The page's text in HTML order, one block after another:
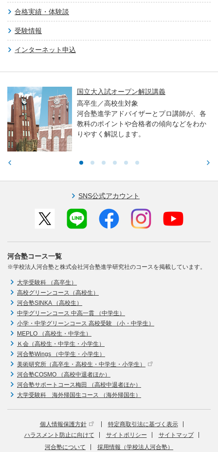
合格実績・体験談
受験情報
インターネット申込
国立大入試オープン解説講義
高卒生／高校生対象
河合塾進学アドバイザーとプロ講師が、各
教科のポイントや合格者の傾向などをわか
りやすく解説します。
SNS公式アカウント
河合塾コース一覧
※学校法人河合塾と株式会社河合塾進学研究社のコースを掲載しています。
大学受験科 （高卒生）
高校グリーンコース（高校生）
河合塾SINKA （高校生）
中学グリーンコース 中高一貫 （中学生）
小学・中学グリーンコース 高校受験 （小・中学生）
MEPLO （高校生・中学生）
Ｋ会（高校生・中学生・小学生）
河合塾Wings （中学生・小学生）
美術研究所（高卒生・高校生・中学生・小学生）
河合塾COSMO （高校中退者ほか）
河合塾サポートコース梅田 （高校中退者ほか）
大学受験科 海外帰国生コース （海外帰国生）
個人情報保護方針
特定商取引法に基づく表示
ハラスメント防止に向けて
サイトポリシー
サイトマップ
河合塾について
採用情報（学校法人河合塾）